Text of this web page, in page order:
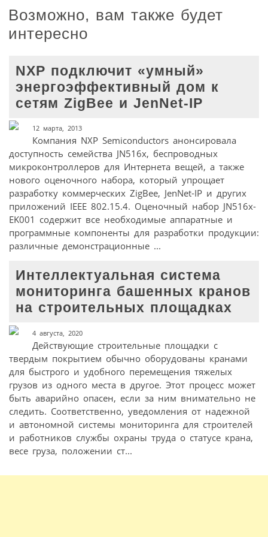
Возможно, вам также будет
интересно
NXP подключит «умный»
энергоэффективный дом к
сетям ZigBee и JenNet-IP
12 марта, 2013
Компания NXP Semiconductors анонсировала
доступность семейства JN516x, беспроводных
микроконтроллеров для Интернета вещей, а также
нового оценочного набора, который упрощает
разработку коммерческих ZigBee, JenNet-IP и других
приложений IEEE 802.15.4. Оценочный набор JN516x-
EK001 содержит все необходимые аппаратные и
программные компоненты для разработки продукции:
различные демонстрационные ...
Интеллектуальная система
мониторинга башенных кранов
на строительных площадках
4 августа, 2020
Действующие строительные площадки с
твердым покрытием обычно оборудованы кранами
для быстрого и удобного перемещения тяжелых
грузов из одного места в другое. Этот процесс может
быть аварийно опасен, если за ним внимательно не
следить. Соответственно, уведомления от надежной
и автономной системы мониторинга для строителей
и работников службы охраны труда о статусе крана,
весе груза, положении ст...